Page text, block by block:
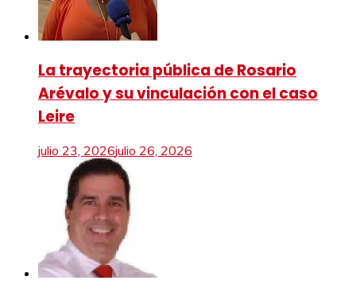
La trayectoria pública de Rosario
Arévalo y su vinculación con el caso
Leire
julio 23, 2026julio 26, 2026